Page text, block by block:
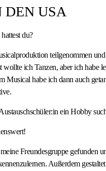
DEN USA
du?
teilgenommen und
wollte ich Tanzen, aber ich habe
Musical habe ich dann auch
ein Hobby
Freundesgruppe gefunden
Außerdem